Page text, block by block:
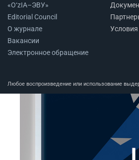
«O‘zIA–ЭВУ»
Editorial Council
О журнале
Вакансии
Электронное обращение
Любое воспроизведение или использование